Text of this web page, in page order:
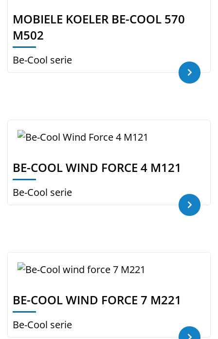
MOBIELE KOELER BE-COOL 570
M502
Be-Cool serie
BE-COOL WIND FORCE 4 M121
Be-Cool serie
BE-COOL WIND FORCE 7 M221
Be-Cool serie